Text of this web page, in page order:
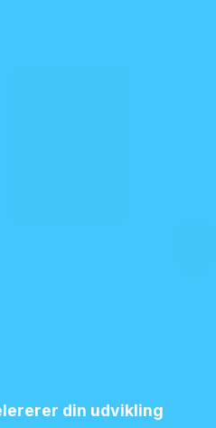
din udvikling